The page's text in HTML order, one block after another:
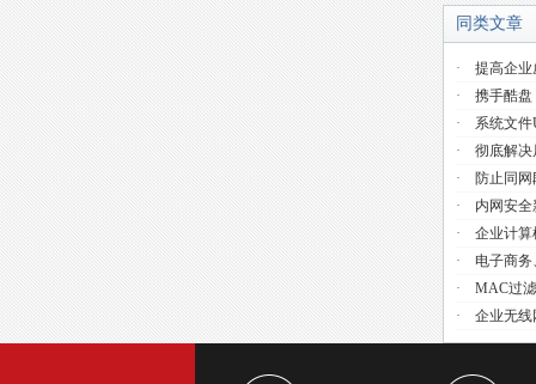
同类文章
· 提高企业
· 携手酷盘
· 系统文件
· 彻底解决
· 防止同
· 内网安
· 企业计算
· 电子商
· MAC过
· 企业无线